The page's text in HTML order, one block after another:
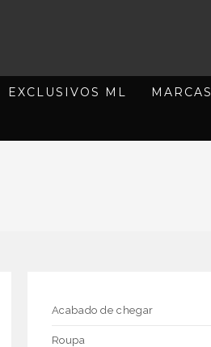
EXCLUSIVOS ML MARCAS
Acabado de chegar
Roupa